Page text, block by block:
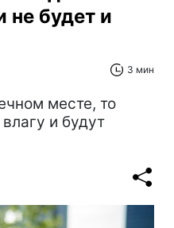
не будет и
3 мин
месте, то
и будут